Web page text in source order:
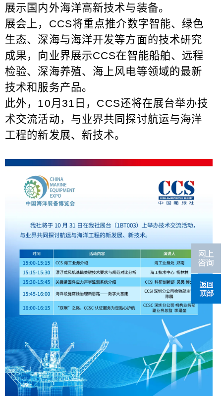
展示国内外海洋高新技术与装备。
展会上， CCS将重点推介数字智能、绿色
生态、深海与海洋开发等方面的技术研究
成果，向业界展示CCS在智能船舶、远程
检验、深海养殖、海上风电等领域的最新
技术和服务产品。
此外， 10月 31 日， CCS还将在展台举办技
术交流活动，与业界共同探讨航运与海洋
工程的新发展、新技术。